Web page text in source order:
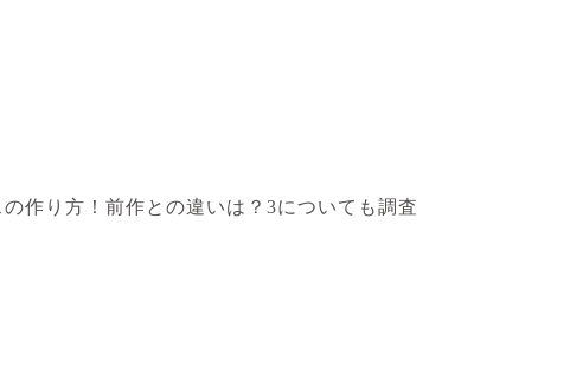
作り方！前作との違いは？3についても調査